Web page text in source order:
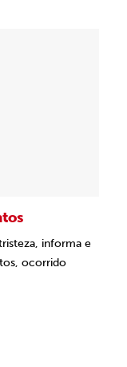
informa e
ocorrido